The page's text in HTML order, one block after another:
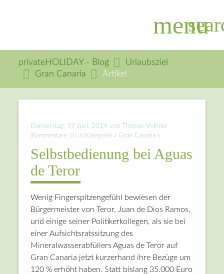
menu
Suchbegriffe
privateHOLIDAY - Blog
Urlaubsziel
Gran Canaria
Artikel
Donnerstag, 19 Juni, 2014 von Thomas Vollmer
(Kommentare: 0) in Kategorie » Gran Canaria «
Selbstbedienung bei Aguas
de Teror
Wenig Fingerspitzengefühl bewiesen der
Bürgermeister von Teror, Juan de Dios Ramos,
und einige seiner Politikerkollegen, als sie bei
einer Aufsichtsratssitzung des
Mineralwasserabfüllers Aguas de Teror auf
Gran Canaria jetzt kurzerhand ihre Bezüge um
120 % erhöht haben. Statt bislang 35.000 Euro